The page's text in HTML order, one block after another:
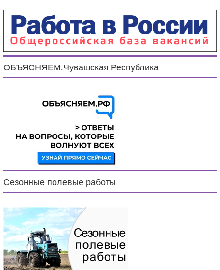
ОБЪЯСНЯЕМ.Чувашская Республика
Сезонные полевые работы